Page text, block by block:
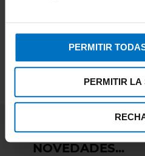
PERMITIR
PERMITIR LA
DESCUENTOS,
NOVEDADES...